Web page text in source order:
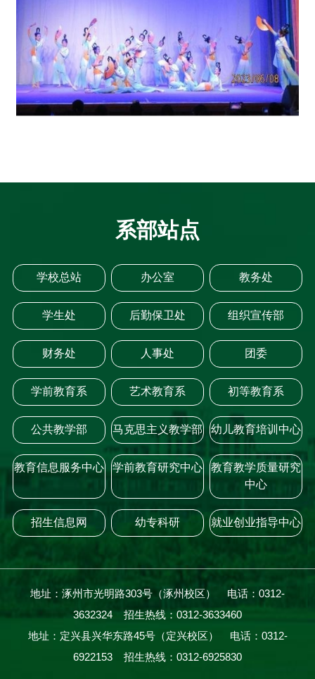
系部站点
学校总站 办公室 教务处
学生处 后勤保卫处 组织宣传部
财务处 人事处 团委
学前教育系 艺术教育系 初等教育系
公共教学部 马克思主义教学部 幼儿教育培训中心
教育信息服务中心 学前教育研究中心
教育教学质量研究
中心
招生信息网 幼专科研 就业创业指导中心
地址：涿州市光明路303号（涿州校区） 电话：0312-
3632324 招生热线：0312-3633460
地址：定兴县兴华东路45号（定兴校区） 电话：0312-
6922153 招生热线：0312-6925830